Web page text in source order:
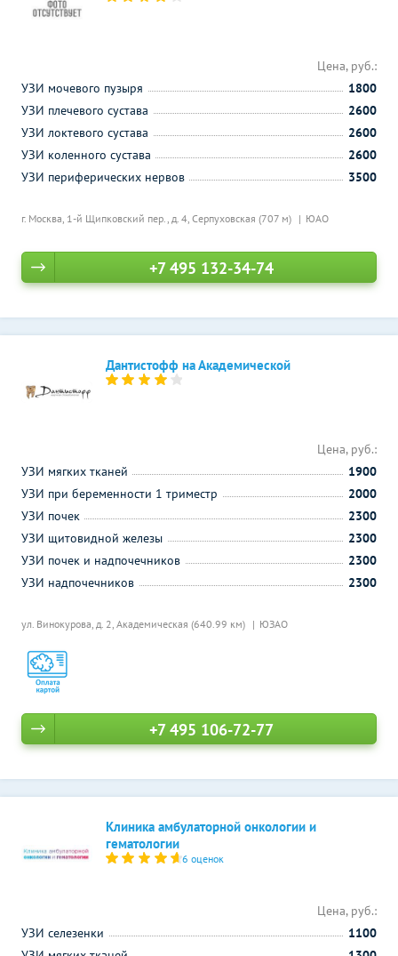
г. Москва, 1-й Щипковский пер., д. 4, Серпуховская (707 м) ЮАО
Цена, руб.:
УЗИ мочевого пузыря
1800
УЗИ плечевого сустава
2600
УЗИ локтевого сустава
2600
УЗИ коленного сустава
2600
УЗИ периферических нервов
3500
+7 495 132-34-74
Дантистофф на Академической
ул. Винокурова, д. 2, Академическая (640.99 км) ЮЗАО
Цена, руб.:
УЗИ мягких тканей
1900
УЗИ при беременности 1 триместр
2000
УЗИ почек
2300
УЗИ щитовидной железы
2300
УЗИ почек и надпочечников
2300
УЗИ надпочечников
2300
+7 495 106-72-77
Клиника амбулаторной онкологии и
гематологии
6 оценок
Цена, руб.:
УЗИ селезенки
1100